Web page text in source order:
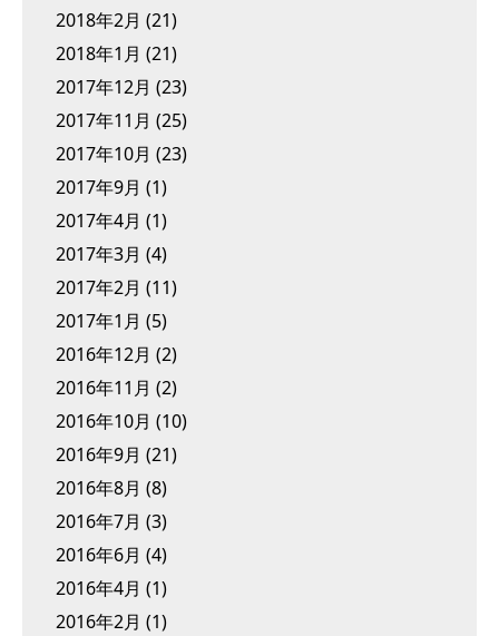
2018年2月 (21)
2018年1月 (21)
2017年12月 (23)
2017年11月 (25)
2017年10月 (23)
2017年9月 (1)
2017年4月 (1)
2017年3月 (4)
2017年2月 (11)
2017年1月 (5)
2016年12月 (2)
2016年11月 (2)
2016年10月 (10)
2016年9月 (21)
2016年8月 (8)
2016年7月 (3)
2016年6月 (4)
2016年4月 (1)
2016年2月 (1)